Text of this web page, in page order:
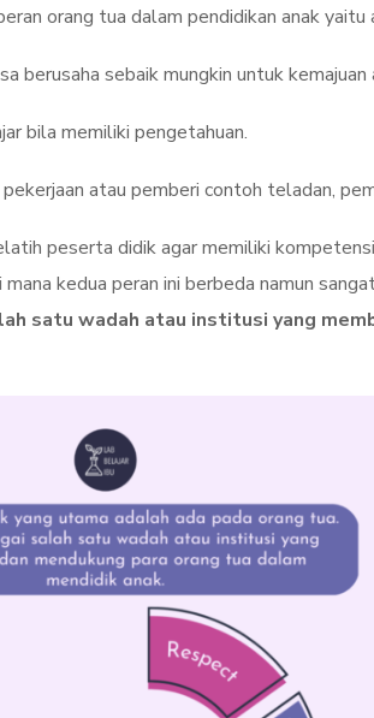
orang tua dalam pendidikan anak yaitu
berusaha sebaik mungkin untuk kemajuan
bila memiliki pengetahuan.
atau pemberi contoh teladan,
peserta didik agar memiliki
kedua peran ini berbeda namun
satu wadah atau institusi yang